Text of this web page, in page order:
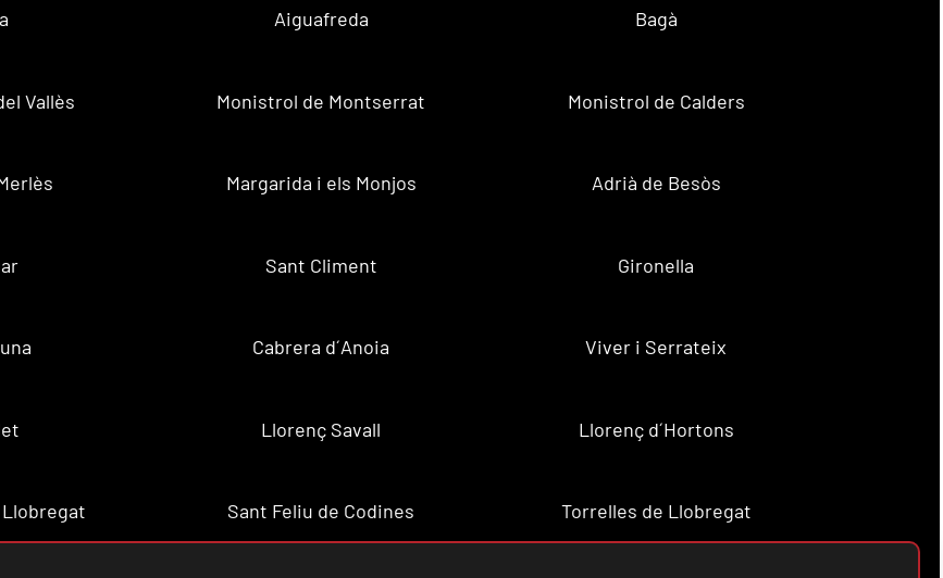
Aiguafreda Bagà
Vallès Monistrol de Montserrat Monistrol de Calders
Margarida i els Monjos Adrià de Besòs
Sant Climent Gironella
Cabrera d´Anoia Viver i Serrateix
Llorenç Savall Llorenç d´Hortons
Sant Feliu de Codines Torrelles de Llobregat